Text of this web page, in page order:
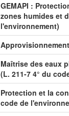
GEMAPI :
zones humides et
l'environnement)
Maîtrise des eaux
(L. 211-7 4° du
Protection et la
code de